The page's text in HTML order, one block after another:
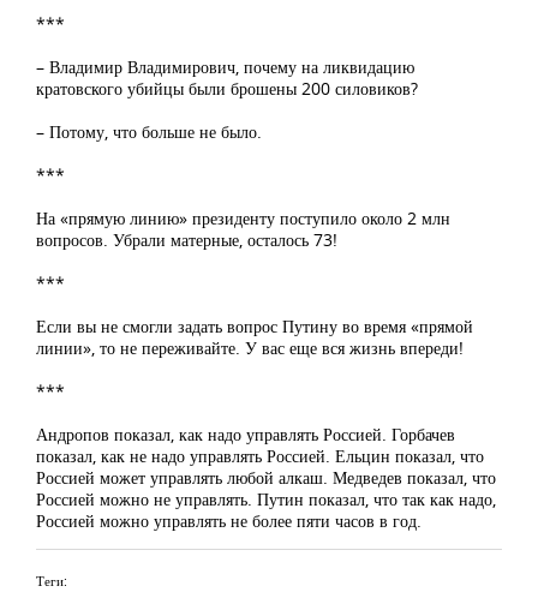
***
– Владимир Владимирович, почему на ликвидацию
кратовского убийцы были брошены 200 силовиков?
– Потому, что больше не было.
***
На «прямую линию» президенту поступило около 2 млн
вопросов. Убрали матерные, осталось 73!
***
Если вы не смогли задать вопрос Путину во время «прямой
линии», то не переживайте. У вас еще вся жизнь впереди!
***
Андропов показал, как надо управлять Россией. Горбачев
показал, как не надо управлять Россией. Ельцин показал, что
Россией может управлять любой алкаш. Медведев показал, что
Россией можно не управлять. Путин показал, что так как надо,
Россией можно управлять не более пяти часов в год.
Теги: